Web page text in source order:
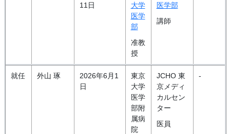
11日
大学
医学
部
准教
授
医学部
講師
就任 外山 琢
2026年6月1
日
東京
大学
医学
部附
属病
院
JCHO 東
京メディ
カルセン
ター
医員
-